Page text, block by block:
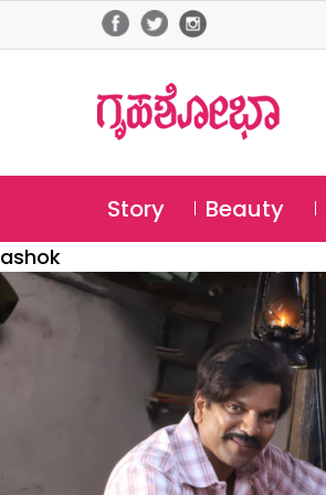
Story Beauty
ashok